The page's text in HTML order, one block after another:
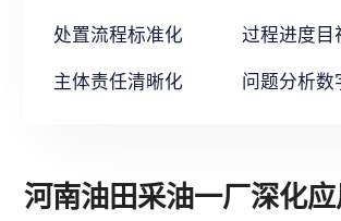
处置流程标准化 过程进度目
主体责任清晰化 问题分析数
河南油田采油一厂深化应